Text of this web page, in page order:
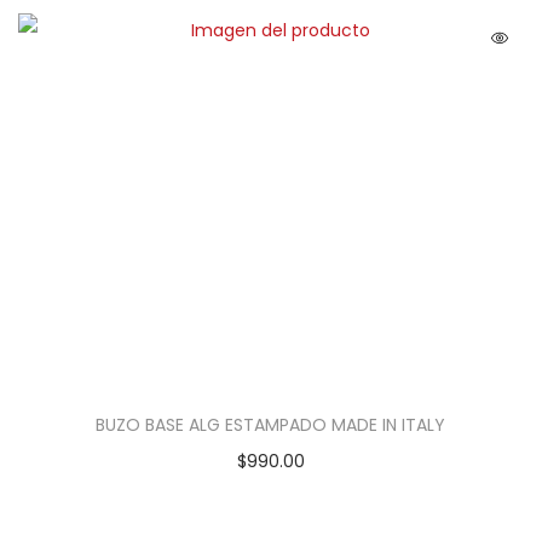
BUZO BASE ALG ESTAMPADO MADE IN ITALY
$990.00